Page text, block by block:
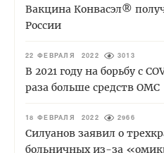
Вакцина Конвасэл®
России
22 ФЕВРАЛЯ 2022 3013
В 2021 году на борьбу с
раза больше средств ОМС
18 ФЕВРАЛЯ 2022 2966
Силуанов заявил о
больничных из-за